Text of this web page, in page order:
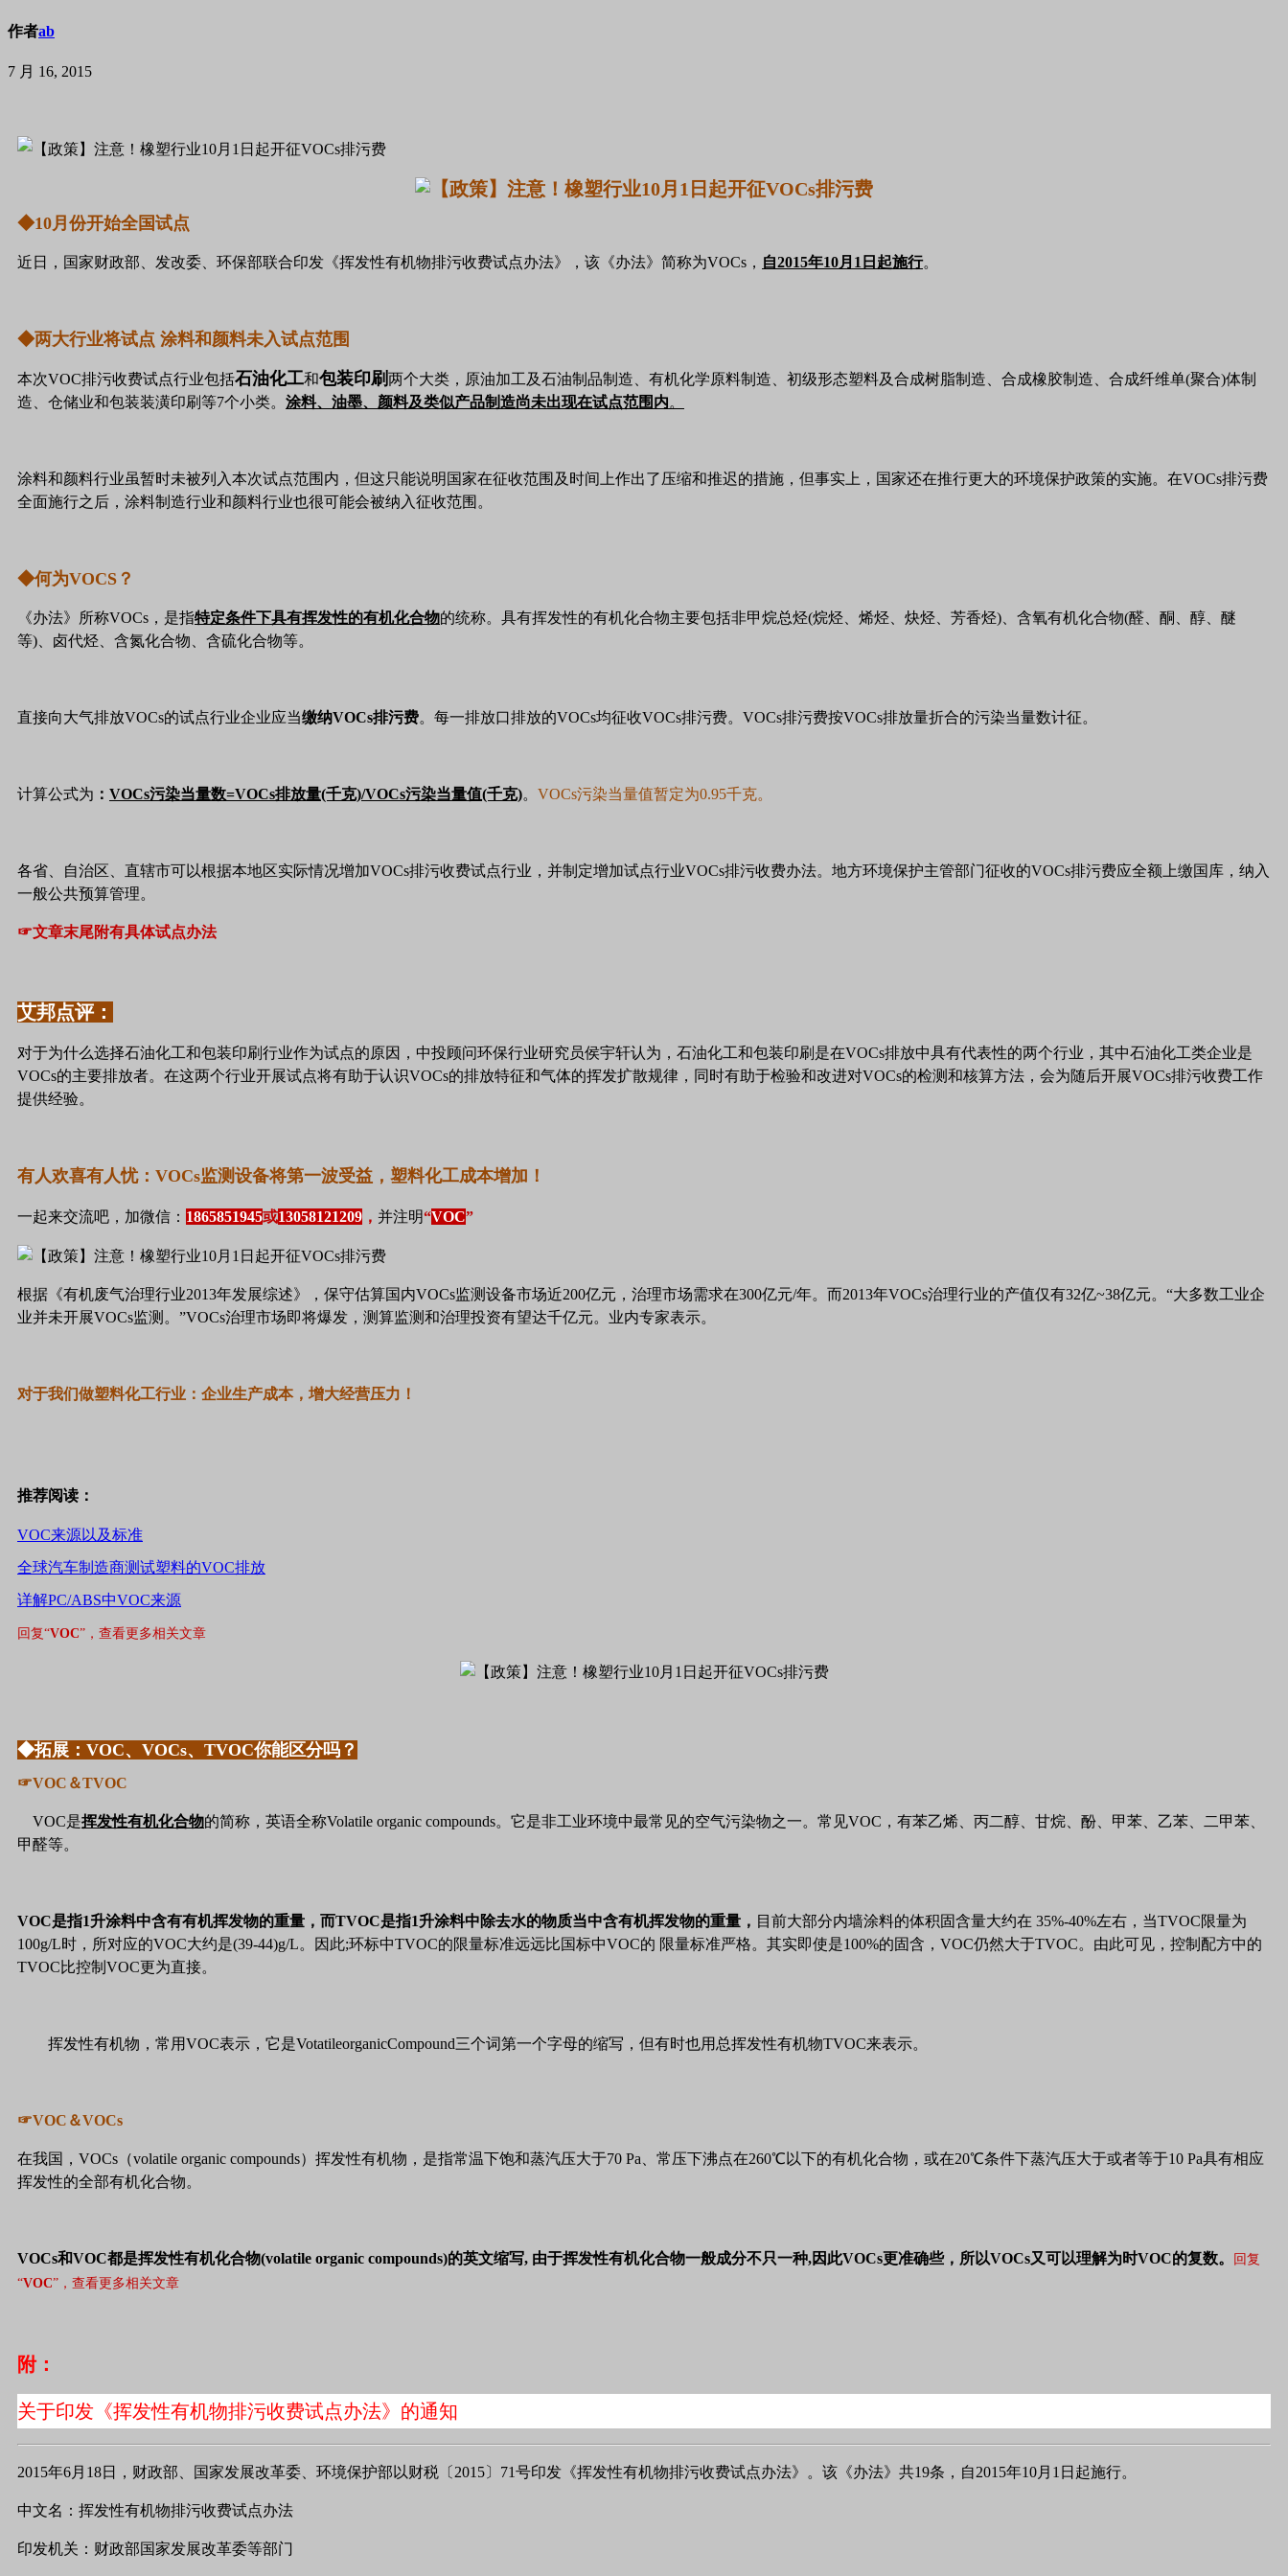
作者ab
7 月 16, 2015
◆10月份开始全国试点
近日，国家财政部、发改委、环保部联合印发《挥发性有机物排污收费试点办法》，该《办法》简称为VOCs， 自2015年10月1日起施行。
◆两大行业将试点 涂料和颜料未入试点范围
本次VOC排污收费试点行业包括石油化工和包装印刷两个大类，原油加工及石油制品制造、有机化学原料制造、初级形态塑料及合成树脂制造、合成橡胶制造、合成纤维单(聚合)体制
造、仓储业和包装装潢印刷等7个小类。 涂料、油墨、颜料及类似产品制造尚未出现在试点范围内。
涂料和颜料行业虽暂时未被列入本次试点范围内，但这只能说明国家在征收范围及时间上作出了压缩和推迟的措施，但事实上，国家还在推行更大的环境保护政策的实施。在VOCs排污费
全面施行之后，涂料制造行业和颜料行业也很可能会被纳入征收范围。
◆何为VOCS？
《办法》所称VOCs，是指特定条件下具有挥发性的有机化合物的统称。具有挥发性的有机化合物主要包括非甲烷总烃(烷烃、烯烃、炔烃、芳香烃)、含氧有机化合物(醛、酮、醇、醚
等)、卤代烃、含氮化合物、含硫化合物等。
直接向大气排放VOCs的试点行业企业应当缴纳VOCs排污费。每一排放口排放的VOCs均征收VOCs排污费。VOCs排污费按VOCs排放量折合的污染当量数计征。
计算公式为 ： VOCs污染当量数=VOCs排放量(千克)/VOCs污染当量值(千克)。 VOCs污染当量值暂定为0.95千克。
各省、自治区、直辖市可以根据本地区实际情况增加VOCs排污收费试点行业，并制定增加试点行业VOCs排污收费办法。地方环境保护主管部门征收的VOCs排污费应全额上缴国库，纳入
一般公共预算管理。
☞文章末尾附有具体试点办法
艾邦点评：
对于为什么选择石油化工和包装印刷行业作为试点的原因，中投顾问环保行业研究员侯宇轩认为，石油化工和包装印刷是在VOCs排放中具有代表性的两个行业，其中石油化工类企业是
VOCs的主要排放者。在这两个行业开展试点将有助于认识VOCs的排放特征和气体的挥发扩散规律，同时有助于检验和改进对VOCs的检测和核算方法，会为随后开展VOCs排污收费工作
提供经验。
有人欢喜有人忧： VOCs监测设备将第一波受益，塑料化工成本增加！
一起来交流吧，加微信： 1865851945或13058121209 ， 并注明“VOC”
根据《有机废气治理行业2013年发展综述》，保守估算国内VOCs监测设备市场近200亿元，治理市场需求在300亿元/年。而2013年VOCs治理行业的产值仅有32亿~38亿元。“大多数工业企
业并未开展VOCs监测。”VOCs治理市场即将爆发，测算监测和治理投资有望达千亿元。业内专家表示。
对于我们做塑料化工行业：企业生产成本，增大经营压力！
推荐阅读：
VOC来源以及标准
全球汽车制造商测试塑料的VOC排放
详解PC/ABS中VOC来源
回复“VOC”，查看更多相关文章
◆拓展：VOC、VOCs、TVOC你能区分吗？
☞VOC＆TVOC
VOC是挥发性有机化合物的简称，英语全称Volatile organic compounds。它是非工业环境中最常见的空气污染物之一。常见VOC ，有苯乙烯、丙二醇、甘烷、酚、甲苯、乙苯、二甲苯、
甲醛等。
VOC是指1升涂料中含有有机挥发物的重量，而TVOC是指1升涂料中除去水的物质当中含有机挥发物的重量， 目前大部分内墙涂料的体积固含量大约在 35%-40%左右，当TVOC限量为
100g/L时，所对应的VOC大约是(39-44)g/L。因此;环标中TVOC的限量标准远远比国标中VOC的 限量标准严格。其实即使是100%的固含，VOC仍然大于TVOC。由此可见，控制配方中的
TVOC比控制VOC更为直接。
挥发性有机物，常用VOC表示，它是VotatileorganicCompound三个词第一个字母的缩写，但有时也用总挥发性有机物TVOC来表示。
☞VOC＆VOCs
在我国，VOCs（volatile organic compounds）挥发性有机物，是指常温下饱和蒸汽压大于70 Pa、常压下沸点在260℃以下的有机化合物，或在20℃条件下蒸汽压大于或者等于10 Pa具有相应
挥发性的全部有机化合物。
VOCs和VOC都是挥发性有机化合物(volatile organic compounds)的英文缩写, 由于挥发性有机化合物一般成分不只一种,因此VOCs更准确些，所以VOCs又可以理解为时VOC的复数。
回复
“VOC”，查看更多相关文章
附：
关于印发《挥发性有机物排污收费试点办法》的通知
2015年6月18日，财政部、国家发展改革委、环境保护部以财税〔2015〕71号印发《挥发性有机物排污收费试点办法》。该《办法》共19条，自2015年10月1日起施行。
中文名：挥发性有机物排污收费试点办法
印发机关：财政部国家发展改革委等部门